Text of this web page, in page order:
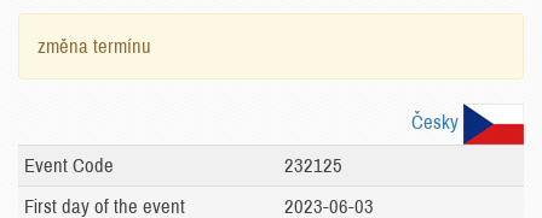
změna termínu
Česky
Event Code
232125
First day of the event
2023-06-03